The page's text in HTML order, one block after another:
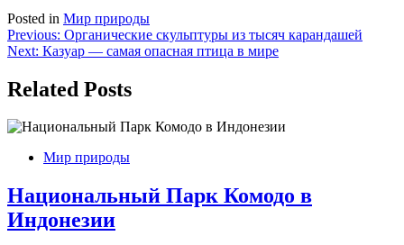
Posted in Мир природы
Навигация
по
записям
Previous: Органические скульптуры из тысяч карандашей
Next: Казуар — самая опасная птица в мире
Related Posts
Мир природы
Национальный Парк Комодо в
Индонезии